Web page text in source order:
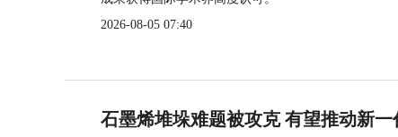
2026-08-05 07:40
石墨烯堆垛难题被攻克 有望推动新